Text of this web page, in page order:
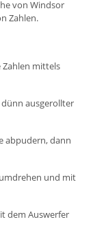
von Windsor
Zahlen.
Zahlen mittels
ausgerollter
abpudern, dann
und mit
dem Auswerfer